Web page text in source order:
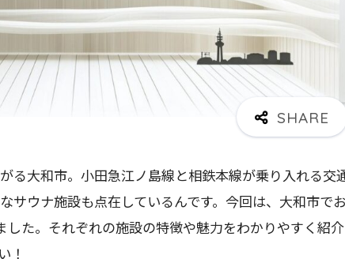
る大和市。小田急江ノ島線と相鉄本線が乗り入れる交
サウナ施設も点在しているんです。今回は、大和市でお
た。それぞれの施設の特徴や魅力をわかりやすく紹
！